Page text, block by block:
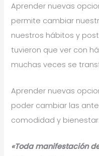
Aprender nuevas
permite cambiar
nuestros hábitos y
tuvieron que ver con
muchas veces se
Aprender nuevas
poder cambiar las
comodidad y bienestar.
«Toda manifestación